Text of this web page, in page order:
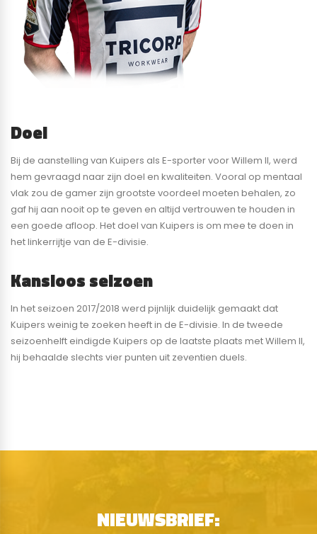
Doel
Bij de aanstelling van Kuipers als E-sporter voor Willem II, werd
hem gevraagd naar zijn doel en kwaliteiten. Vooral op mentaal
vlak zou de gamer zijn grootste voordeel moeten behalen, zo
gaf hij aan nooit op te geven en altijd vertrouwen te houden in
een goede afloop. Het doel van Kuipers is om mee te doen in
het linkerrijtje van de E-divisie.
Kansloos seizoen
In het seizoen 2017/2018 werd pijnlijk duidelijk gemaakt dat
Kuipers weinig te zoeken heeft in de E-divisie. In de tweede
seizoenhelft eindigde Kuipers op de laatste plaats met Willem II,
hij behaalde slechts vier punten uit zeventien duels.
NIEUWSBRIEF: